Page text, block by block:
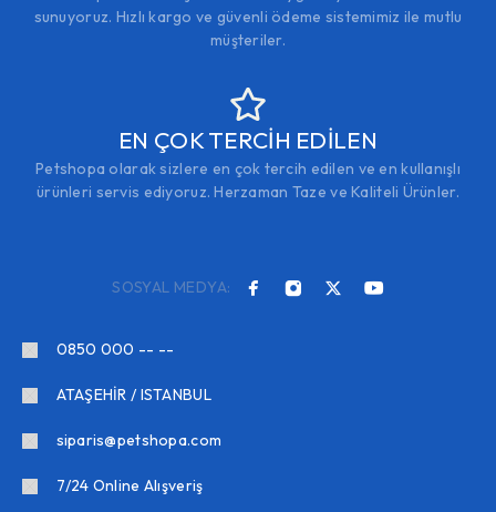
sunuyoruz. Hızlı kargo ve güvenli ödeme sistemimiz ile mutlu
müşteriler.
EN ÇOK TERCİH EDİLEN
Petshopa olarak sizlere en çok tercih edilen ve en kullanışlı
ürünleri servis ediyoruz. Herzaman Taze ve Kaliteli Ürünler.
SOSYAL MEDYA:
0850 000 -- --
ATAŞEHİR / ISTANBUL
siparis@petshopa.com
7/24 Online Alışveriş